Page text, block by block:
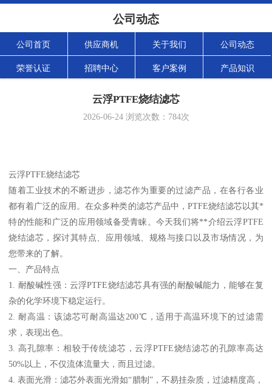
公司动态
公司首页 供应商机 关于我们 公司动态
荣誉认证 招聘中心 客户案例 产品知识
云浮PTFE烧结滤芯
2026-06-24浏览次数： 784次
云浮PTFE烧结滤芯
随着工业技术的不断进步，滤芯作为重要的过滤产品，在各行各业
都有着广泛的应用。在众多种类的滤芯产品中，PTFE烧结滤芯以其*
特的性能和广泛的应用领域备受青睐。今天我们将**介绍云浮PTFE
烧结滤芯，探讨其特点、应用领域、规格与接口以及市场情况，为
您带来的了解。
一、产品特点
1. 耐酸碱性强：云浮PTFE烧结滤芯具有强的耐酸碱能力，能够在复
杂的化学环境下稳定运行。
2. 耐高温：该滤芯可耐高温达200℃，适用于高温环境下的过滤需
求，表现出色。
3. 高孔隙率：相较于传统滤芯，云浮PTFE烧结滤芯的孔隙率高达
50%以上，不仅流体流量大，而且过滤。
4. 表面光滑：滤芯外表面光滑如“腊制”，不易挂杂质，过滤精度高，